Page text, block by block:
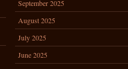
September 2025
August 2025
July 2025
June 2025